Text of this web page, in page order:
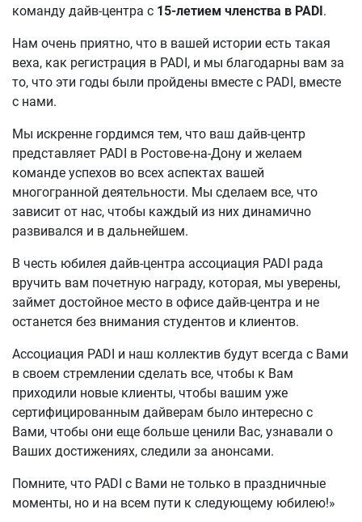
команду дайв-центра с 15-летием членства в PADI.
Нам очень приятно, что в вашей истории есть такая
веха, как регистрация в PADI, и мы благодарны вам за
то, что эти годы были пройдены вместе с PADI, вместе
с нами.
Мы искренне гордимся тем, что ваш дайв-центр
представляет PADI в Ростове-на-Дону и желаем
команде успехов во всех аспектах вашей
многогранной деятельности. Мы сделаем все, что
зависит от нас, чтобы каждый из них динамично
развивался и в дальнейшем.
В честь юбилея дайв-центра ассоциация PADI рада
вручить вам почетную награду, которая, мы уверены,
займет достойное место в офисе дайв-центра и не
останется без внимания студентов и клиентов.
Ассоциация PADI и наш коллектив будут всегда с Вами
в своем стремлении сделать все, чтобы к Вам
приходили новые клиенты, чтобы вашим уже
сертифицированным дайверам было интересно с
Вами, чтобы они еще больше ценили Вас, узнавали о
Ваших достижениях, следили за анонсами.
Помните, что PADI с Вами не только в праздничные
моменты, но и на всем пути к следующему юбилею!»